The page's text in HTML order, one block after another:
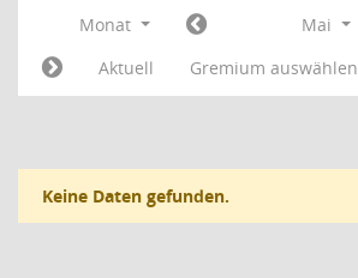
Monat Mai
Aktuell
Gremium auswählen
Keine Daten gefunden.